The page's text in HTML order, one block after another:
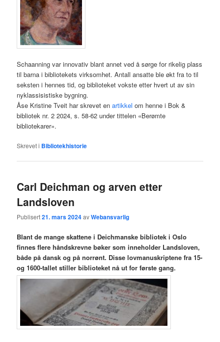
Schaanning var innovativ blant annet ved å sørge for rikelig plass
til barna i bibliotekets virksomhet. Antall ansatte ble økt fra to til
seksten i hennes tid, og biblioteket vokste etter hvert ut av sin
nyklassisistiske bygning.
Åse Kristine Tveit har skrevet enartikkel om henne i Bok &
bibliotek nr. 2 2024, s. 58-62 under tittelen «Berømte
bibliotekarer».
Skrevet i Bibliotekhistorie
Carl Deichman og arven etter
Landsloven
Publisert21. mars 2024avWebansvarlig
Blant de mange skattene i Deichmanske bibliotek i Oslo
finnes flere håndskrevne bøker som inneholder Landsloven,
både på dansk og på norrønt. Disse lovmanuskriptene fra 15-
og 1600-tallet stiller biblioteket nå ut for første gang.